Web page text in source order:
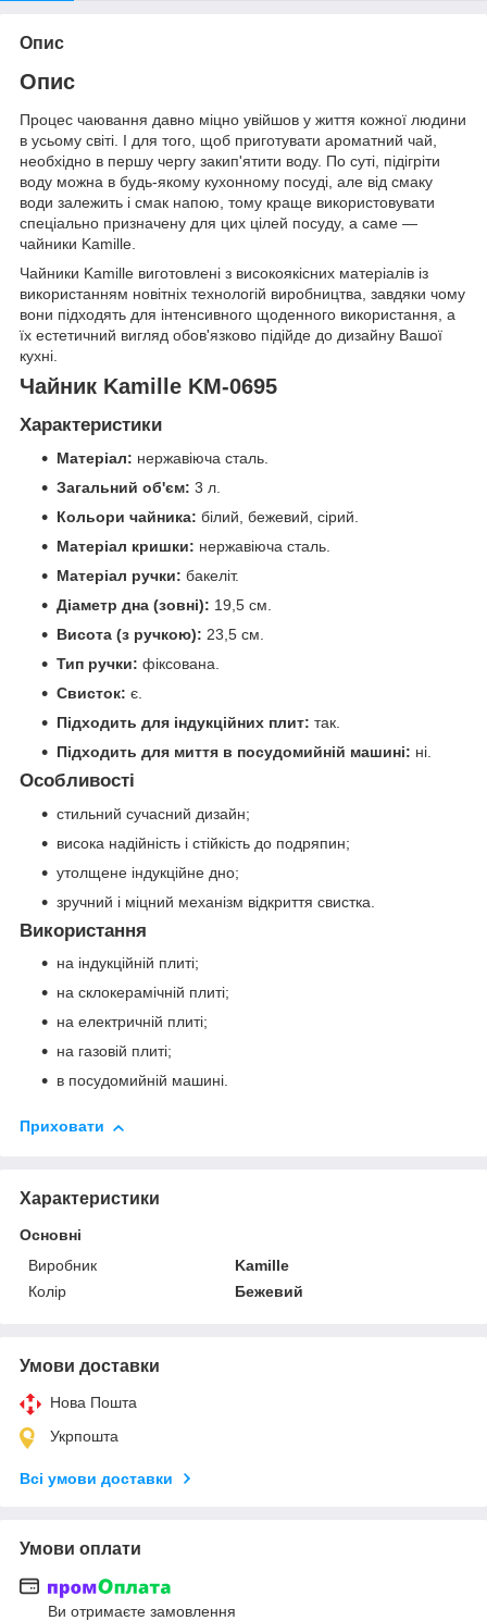
Опис
Опис
Процес чаювання давно міцно увійшов у життя кожної людини
в усьому світі. І для того, щоб приготувати ароматний чай,
необхідно в першу чергу закип'ятити воду. По суті, підігріти
воду можна в будь-якому кухонному посуді, але від смаку
води залежить і смак напою, тому краще використовувати
спеціально призначену для цих цілей посуду, а саме —
чайники Kamille.
Чайники Kamille виготовлені з високоякісних матеріалів із
використанням новітніх технологій виробництва, завдяки чому
вони підходять для інтенсивного щоденного використання, а
їх естетичний вигляд обов'язково підійде до дизайну Вашої
кухні.
Чайник Kamille KM-0695
Характеристики
Матеріал: нержавіюча сталь.
Загальний об'єм: 3 л.
Кольори чайника: білий, бежевий, сірий.
Матеріал кришки: нержавіюча сталь.
Матеріал ручки: бакеліт.
Діаметр дна (зовні): 19,5 см.
Висота (з ручкою): 23,5 см.
Тип ручки: фіксована.
Свисток: є.
Підходить для індукційних плит: так.
Підходить для миття в посудомийній машині: ні.
Особливості
стильний сучасний дизайн;
висока надійність і стійкість до подряпин;
утолщене індукційне дно;
зручний і міцний механізм відкриття свистка.
Використання
на індукційній плиті;
на склокерамічній плиті;
на електричній плиті;
на газовій плиті;
в посудомийній машині.
Приховати
Характеристики
Основні
Виробник
Kamille
Колір
Бежевий
Умови доставки
Нова Пошта
Укрпошта
Всі умови доставки
Умови оплати
Ви отримаєте замовлення